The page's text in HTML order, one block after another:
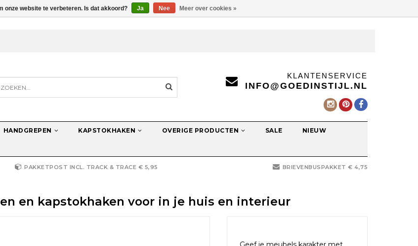
KLANTENSERVICE
INFO@GOEDINSTIJL.NL
HANDGREPEN KAPSTOKHAKEN OVERIGE PRODUCTEN SALE NIEUW
PAKKETPOST INCL. TRACK & TRACE € 5,95 BRIEVENBUSPAKKET € 4,75
en kapstokhaken voor in je huis en interieur
onze website te verbeteren. Is dat akkoord? Ja Nee Meer over cookies »